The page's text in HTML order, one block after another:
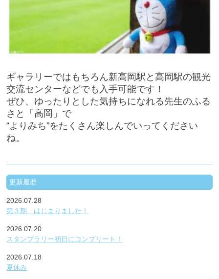
ギャラリーではもちろん新高岡駅と高岡駅の観光
交流センターなどでも入手可能です！
ぜひ、ゆったりとした気持ちになれる先生のふる
さと「高岡」で
“よりみち”をたくさん楽しんでいってください
ね。
更新履歴
2026.07.28
第３期 はじまりました！
2026.07.20
スタンプラリー初日にコンプリート！
2026.07.18
夏休み